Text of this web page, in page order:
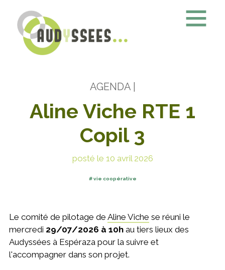
AGENDA|
Aline Viche RTE 1
Copil 3
posté le 10 avril 2026
vie coopérative
Le comité de pilotage de Aline Viche se réuni le
mercredi 29/07/2026 à 10h au tiers lieux des
Audyssées à Espéraza pour la suivre et
l'accompagner dans son projet.